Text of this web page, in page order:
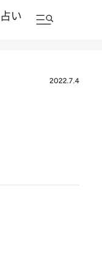
占い
2022.7.4